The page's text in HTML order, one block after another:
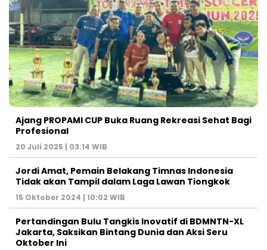
Ajang PROPAMI CUP Buka Ruang Rekreasi Sehat Bagi
Profesional
20 Juli 2025 | 03:14 WIB
Jordi Amat, Pemain Belakang Timnas Indonesia
Tidak akan Tampil dalam Laga Lawan Tiongkok
15 Oktober 2024 | 10:02 WIB
Pertandingan Bulu Tangkis Inovatif di BDMNTN-XL
Jakarta, Saksikan Bintang Dunia dan Aksi Seru
Oktober Ini